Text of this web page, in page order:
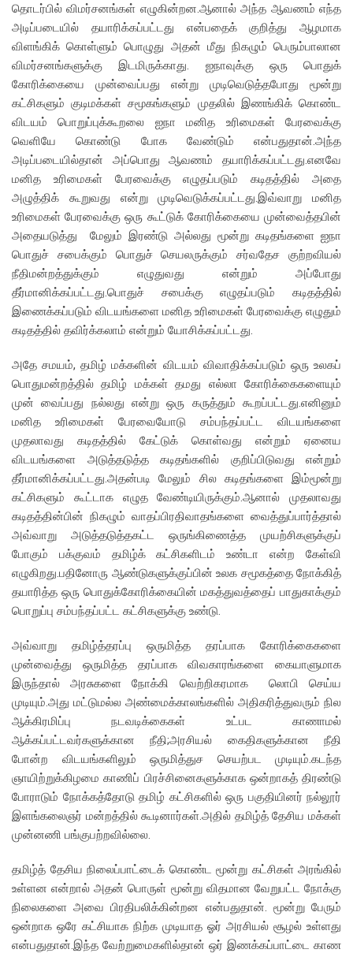
தொடர்பில் விமர்சனங்கள் எழுகின்றன.ஆனால் அந்த ஆவணம் எந்த
அடிப்படையில் தயாரிக்கப்பட்டது என்பதைக் குறித்து ஆழமாக
விளங்கிக் கொள்ளும் பொழுது அதன் மீது நிகழும் பெரும்பாலான
விமர்சனங்களுக்கு இடமிருக்காது. ஐநாவுக்கு ஒரு பொதுக்
கோரிக்கையை முன்வைப்பது என்று முடிவெடுத்தபோது மூன்று
கட்சிகளும் குடிமக்கள் சமூகங்களும் முதலில் இணங்கிக் கொண்ட
விடயம் பொறுப்புக்கூறலை ஐநா மனித உரிமைகள் பேரவைக்கு
வெளியே கொண்டு போக வேண்டும் என்பதுதான்.அந்த
அடிப்படையில்தான் அப்பொது ஆவணம் தயாரிக்கப்பட்டது.எனவே
மனித உரிமைகள் பேரவைக்கு எழுதப்படும் கடிதத்தில் அதை
அழுத்திக் கூறுவது என்று முடிவெடுக்கப்பட்டது.இவ்வாறு மனித
உரிமைகள் பேரவைக்கு ஒரு கூட்டுக் கோரிக்கையை முன்வைத்தபின்
அதையடுத்து மேலும் இரண்டு அல்லது மூன்று கடிதங்களை ஐநா
பொதுச் சபைக்கும் பொதுச் செயலருக்கும் சர்வதேச குற்றவியல்
நீதிமன்றத்துக்கும் எழுதுவது என்றும் அப்போது
தீர்மானிக்கப்பட்டது.பொதுச் சபைக்கு எழுதப்படும் கடிதத்தில்
இணைக்கப்படும் விடயங்களை மனித உரிமைகள் பேரவைக்கு எழுதும்
கடிதத்தில் தவிர்க்கலாம் என்றும் யோசிக்கப்பட்டது.
அதே சமயம், தமிழ் மக்களின் விடயம் விவாதிக்கப்படும் ஒரு உலகப்
பொதுமன்றத்தில் தமிழ் மக்கள் தமது எல்லா கோரிக்கைகளையும்
முன் வைப்பது நல்லது என்று ஒரு கருத்தும் கூறப்பட்டது.எனினும்
மனித உரிமைகள் பேரவையோடு சம்பந்தப்பட்ட விடயங்களை
முதலாவது கடிதத்தில் கேட்டுக் கொள்வது என்றும் ஏனைய
விடயங்களை அடுத்தடுத்த கடிதங்களில் குறிப்பிடுவது என்றும்
தீர்மானிக்கப்பட்டது.அதன்படி மேலும் சில கடிதங்களை இம்மூன்று
கட்சிகளும் கூட்டாக எழுத வேண்டியிருக்கும்.ஆனால் முதலாவது
கடிதத்தின்பின் நிகழும் வாதப்பிரதிவாதங்களை வைத்துப்பார்த்தால்
அவ்வாறு அடுத்தடுத்தகட்ட ஒருங்கிணைத்த முயற்சிகளுக்குப்
போகும் பக்குவம் தமிழ்க் கட்சிகளிடம் உண்டா என்ற கேள்வி
எழுகிறது.பதினோரு ஆண்டுகளுக்குப்பின் உலக சமூகத்தை நோக்கித்
தயாரித்த ஒரு பொதுக்கோரிக்கையின் மகத்துவத்தைப் பாதுகாக்கும்
பொறுப்பு சம்பந்தப்பட்ட கட்சிகளுக்கு உண்டு.
அவ்வாறு தமிழ்த்தரப்பு ஒருமித்த தரப்பாக கோரிக்கைகளை
முன்வைத்து ஒருமித்த தரப்பாக விவகாரங்களை கையாளுமாக
இருந்தால் அரசுகளை நோக்கி வெற்றிகரமாக லொபி செய்ய
முடியும்.அது மட்டுமல்ல அண்மைக்காலங்களில் அதிகரித்துவரும் நில
ஆக்கிரமிப்பு நடவடிக்கைகள் உட்பட காணாமல்
ஆக்கப்பட்டவர்களுக்கான நீதி;அரசியல் கைதிகளுக்கான நீதி
போன்ற விடயங்களிலும் ஒருமித்துச செயற்பட முடியும்.கடந்த
ஞாயிற்றுக்கிழமை காணிப் பிரச்சினைகளுக்காக ஒன்றாகத் திரண்டு
போராடும் நோக்கத்தோடு தமிழ் கட்சிகளில் ஒரு பகுதியினர் நல்லூர்
இளங்கலைஞர் மன்றத்தில் கூடினார்கள்.அதில் தமிழ்த் தேசிய மக்கள்
முன்னணி பங்குபற்றவில்லை.
தமிழ்த் தேசிய நிலைப்பாட்டைக் கொண்ட மூன்று கட்சிகள் அரங்கில்
உள்ளன என்றால் அதன் பொருள் மூன்று விதமான வேறுபட்ட நோக்கு
நிலைகளை அவை பிரதிபலிக்கின்றன என்பதுதான். மூன்று பேரும்
ஒன்றாக ஒரே கட்சியாக நிற்க முடியாத ஓர் அரசியல் சூழல் உள்ளது
என்பதுதான்.இந்த வேற்றுமைகளில்தான் ஒர் இணக்கப்பாட்டை காண